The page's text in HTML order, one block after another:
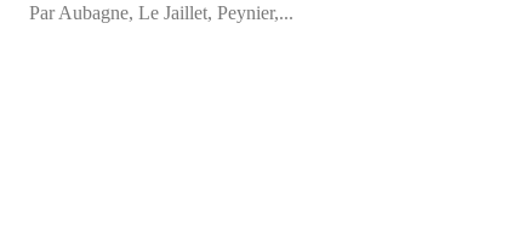
Par Aubagne, Le Jaillet, Peynier,...